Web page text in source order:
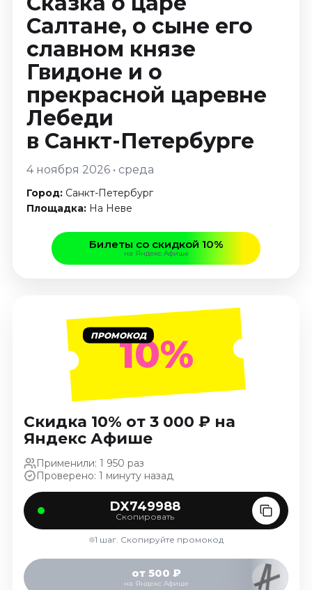
Январь 2027
Стендап
Август 2026
Сентябрь 2026
Октябрь 2026
Ноябрь 2026
Декабрь 2026
Август 2026
Декабрь 2026
Январь 2027
Экскурсии
Август 2026
Ноябрь 2026
Декабрь 2026
Август 2026
Декабрь 2026
Август 2026
Сентябрь 2026
Октябрь 2026
Ноябрь 2026
Январь 2027
Салтане, о сыне его
славном князе
Гвидоне и о
прекрасной царевне
Лебеди
в Санкт-Петербурге
4 ноября 2026 • среда
Город: Санкт-Петербург
Площадка: На Неве
Билеты со скидкой 10%
на Яндекс Афише
ПРОМОКОД10%
Скидка 10% от 3 000 ₽ на
Яндекс Афише
Применили: 1 950 раз
Проверено: 1 минуту назад
DX749988
Скопировать
1 шаг. Скопируйте промокод
от 500 ₽
на Яндекс Афише